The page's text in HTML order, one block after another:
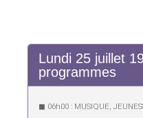
Lundi 25 juillet
programmes
◼︎ 06h00 : MUSIQUE,